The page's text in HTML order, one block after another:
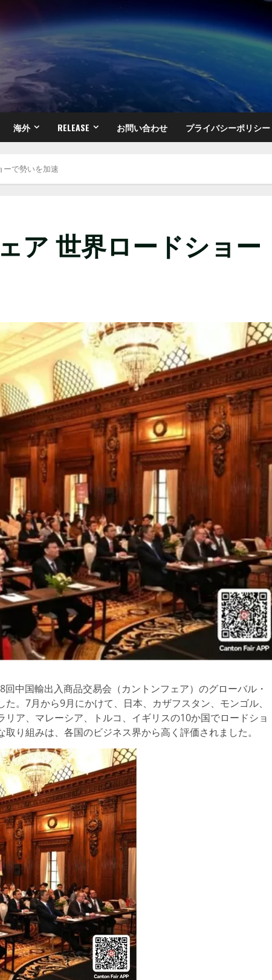
海外 RELEASE お問い合わせ プライバシーポリシー
ーで勢いを加速
ア 世界ロードショー
中国輸出入商品交易会（カントンフェア）のグローバル・
。7月から9月にかけて、日本、カザフスタン、モンゴル、
ア、マレーシア、トルコ、イギリスの10か国でロードショ
り組みは、各国のビジネス界から高く評価されました。